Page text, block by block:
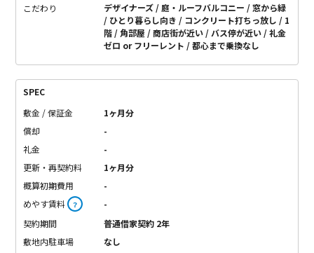
こだわり デザイナーズ 庭・ルーフバルコニー
窓から緑
ひとり暮らし向き
コンクリート打ちっ放し
1
階
角部屋 商店街が近い バス停が近い
礼金
ゼロ or フリーレント
都心まで乗換なし
SPEC
敷金 / 保証金
1ヶ月分
償却
-
礼金
-
更新・再契約料
1ヶ月分
概算初期費用
-
めやす賃料 ？
-
契約期間
普通借家契約 2年
敷地内駐車場
なし